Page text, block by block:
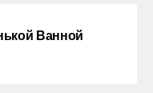
Ванной